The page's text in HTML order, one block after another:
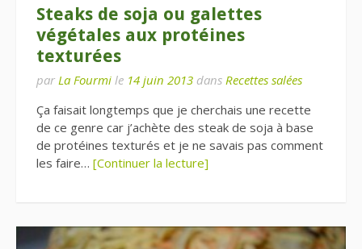
Steaks de soja ou galettes
végétales aux protéines
texturées
par La Fourmi le 14 juin 2013 dans Recettes salées
Ça faisait longtemps que je cherchais une recette
de ce genre car j’achète des steak de soja à base
de protéines texturés et je ne savais pas comment
les faire… [Continuer la lecture]